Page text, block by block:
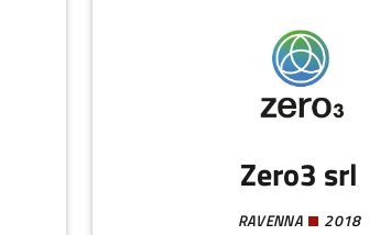
Zero3 srl
RAVENNA 2018